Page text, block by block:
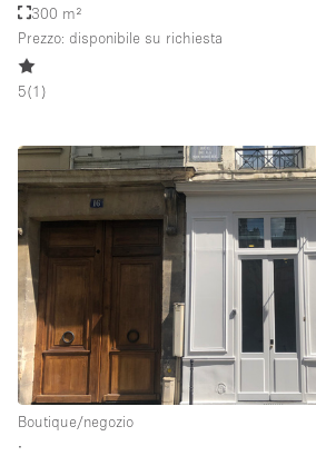
300 m²
Prezzo: disponibile su richiesta
5(1 )
Boutique/negozio
∙